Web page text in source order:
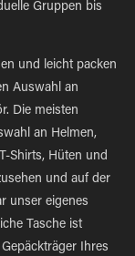
Gruppen bis
und leicht packen
Auswahl an
Die meisten
an Helmen,
Shirts, Hüten und
und auf der
unser eigenes
Tasche ist
Ihres